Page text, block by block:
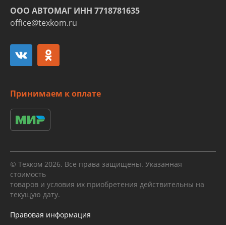
ООО АВТОМАГ ИНН 7718781635
office@texkom.ru
Принимаем к оплате
© Техком 2026. Все права защищены. Указанная
стоимость
товаров и условия их приобретения действительны на
текущую дату.
Правовая информация